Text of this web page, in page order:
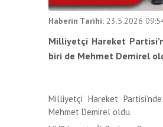
Haberin Tarihi: 23.5.2026
Milliyetçi Hareket
biri de Mehmet Demirel
Milliyetçi Hareket
Mehmet Demirel oldu.